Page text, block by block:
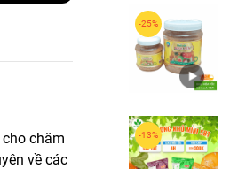
chăm
về các